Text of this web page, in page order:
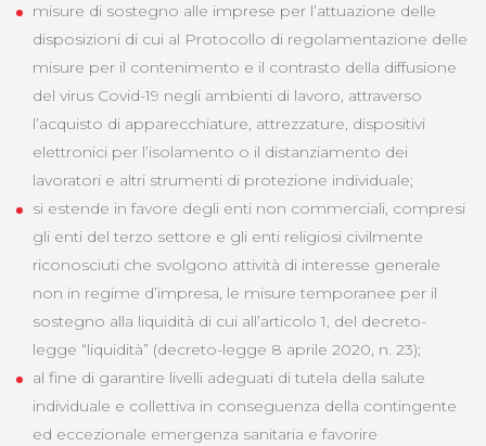
misure di sostegno alle imprese per l’attuazione delle
disposizioni di cui al Protocollo di regolamentazione delle
misure per il contenimento e il contrasto della diffusione
del virus Covid-19 negli ambienti di lavoro, attraverso
l’acquisto di apparecchiature, attrezzature, dispositivi
elettronici per l’isolamento o il distanziamento dei
lavoratori e altri strumenti di protezione individuale;
si estende in favore degli enti non commerciali, compresi
gli enti del terzo settore e gli enti religiosi civilmente
riconosciuti che svolgono attività di interesse generale
non in regime d’impresa, le misure temporanee per il
sostegno alla liquidità di cui all’articolo 1, del decreto-
legge “liquidità” (decreto-legge 8 aprile 2020, n. 23);
al fine di garantire livelli adeguati di tutela della salute
individuale e collettiva in conseguenza della contingente
ed eccezionale emergenza sanitaria e favorire